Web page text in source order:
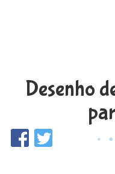
Desenho